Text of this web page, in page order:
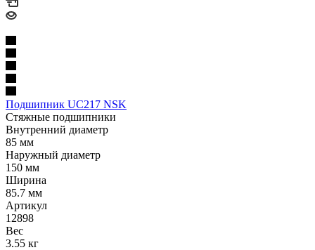
Подшипник UC217 NSK
Стяжные подшипники
Внутренний диаметр
85 мм
Наружный диаметр
150 мм
Ширина
85.7 мм
Артикул
12898
Вес
3.55 кг